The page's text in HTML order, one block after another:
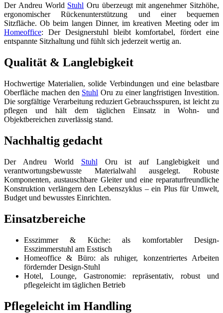
Der Andreu World Stuhl Oru überzeugt mit angenehmer Sitzhöhe,
ergonomischer Rückenunterstützung und einer bequemen
Sitzfläche. Ob beim langen Dinner, im kreativen Meeting oder im
Homeoffice: Der Designerstuhl bleibt komfortabel, fördert eine
entspannte Sitzhaltung und fühlt sich jederzeit wertig an.
Qualität & Langlebigkeit
Hochwertige Materialien, solide Verbindungen und eine belastbare
Oberfläche machen den Stuhl Oru zu einer langfristigen Investition.
Die sorgfältige Verarbeitung reduziert Gebrauchsspuren, ist leicht zu
pflegen und hält dem täglichen Einsatz in Wohn- und
Objektbereichen zuverlässig stand.
Nachhaltig gedacht
Der Andreu World Stuhl Oru ist auf Langlebigkeit und
verantwortungsbewusste Materialwahl ausgelegt. Robuste
Komponenten, austauschbare Gleiter und eine reparaturfreundliche
Konstruktion verlängern den Lebenszyklus – ein Plus für Umwelt,
Budget und bewusstes Einrichten.
Einsatzbereiche
Esszimmer & Küche: als komfortabler Design-
Esszimmerstuhl am Esstisch
Homeoffice & Büro: als ruhiger, konzentriertes Arbeiten
fördernder Design-Stuhl
Hotel, Lounge, Gastronomie: repräsentativ, robust und
pflegeleicht im täglichen Betrieb
Pflegeleicht im Handling